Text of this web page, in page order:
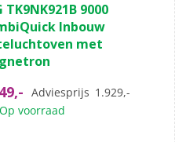
TK9NK921B 9000
Inbouw
met
Adviesprijs 1.929,-
Op voorraad